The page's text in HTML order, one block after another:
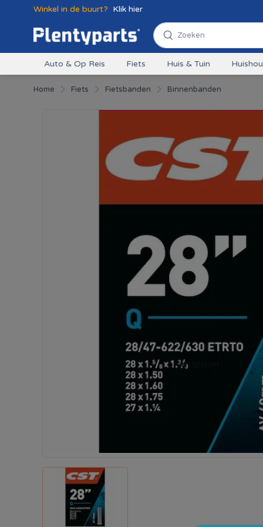
Winkel in de buurt? Klik hier
Auto & Op Reis Fiets Huis & Tuin
Home Fiets Fietsbanden Binnenbanden